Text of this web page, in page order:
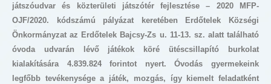
játszóudvar és közterületi játszótér fejlesztése – 2020 MFP-
OJF/2020. kódszámú pályázat keretében Erdőtelek Községi
Önkormányzat az Erdőtelek Bajcsy-Zs u. 11-13. sz. alatt található
óvoda udvarán lévő játékok köré ütéscsillapító burkolat
kialakítására 4.839.824 forintot nyert. Óvodás gyermekeink
legfőbb tevékenysége a játék, mozgás, így kiemelt feladatként